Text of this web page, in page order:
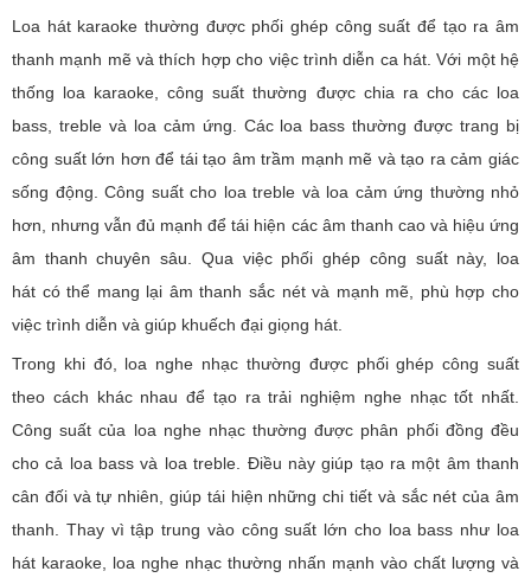
Loa hát karaoke thường được phối ghép công suất để tạo ra âm
thanh mạnh mẽ và thích hợp cho việc trình diễn ca hát. Với một hệ
thống loa karaoke, công suất thường được chia ra cho các loa
bass, treble và loa cảm ứng. Các loa bass thường được trang bị
công suất lớn hơn để tái tạo âm trầm mạnh mẽ và tạo ra cảm giác
sống động. Công suất cho loa treble và loa cảm ứng thường nhỏ
hơn, nhưng vẫn đủ mạnh để tái hiện các âm thanh cao và hiệu ứng
âm thanh chuyên sâu. Qua việc phối ghép công suất này, loa
hát có thể mang lại âm thanh sắc nét và mạnh mẽ, phù hợp cho
việc trình diễn và giúp khuếch đại giọng hát.
Trong khi đó, loa nghe nhạc thường được phối ghép công suất
theo cách khác nhau để tạo ra trải nghiệm nghe nhạc tốt nhất.
Công suất của loa nghe nhạc thường được phân phối đồng đều
cho cả loa bass và loa treble. Điều này giúp tạo ra một âm thanh
cân đối và tự nhiên, giúp tái hiện những chi tiết và sắc nét của âm
thanh. Thay vì tập trung vào công suất lớn cho loa bass như loa
hát karaoke, loa nghe nhạc thường nhấn mạnh vào chất lượng và